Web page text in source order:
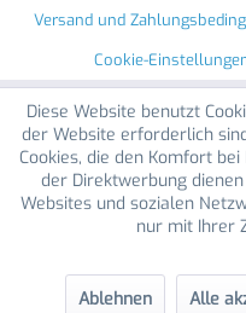
Versand und
Cookie-
Diese Website benutzt
der Website erforderlich
Cookies, die den Komfort
der Direktwerbung
Websites und sozialen
nur mit Ihrer
Ablehnen Alle